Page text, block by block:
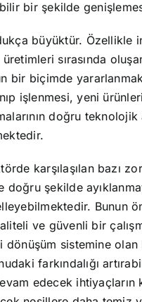
bir şekilde
büyüktür.
sırasında
bir biçimde
işlenmesi, yeni
doğru
karşılaşılan bazı
doğru şekilde
Bunun
ve güvenli bir
sistemine olan
farkındalığı
edecek ihtiyaçların